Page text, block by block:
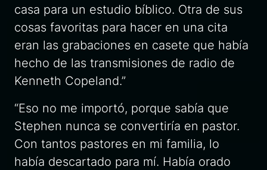
casa para un estudio bíblico. Otra de sus
cosas favoritas para hacer en una cita
eran las grabaciones en casete que había
hecho de las transmisiones de radio de
Kenneth Copeland.”
“Eso no me importó, porque sabía que
Stephen nunca se convertiría en pastor.
Con tantos pastores en mi familia, lo
había descartado para mí. Había orado